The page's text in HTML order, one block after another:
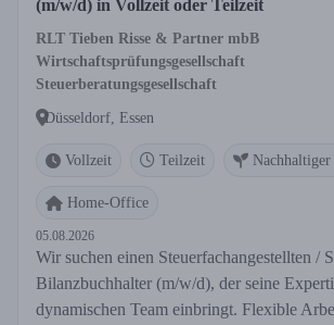
(m/w/d) in Vollzeit oder Teilzeit
RLT Tieben Risse & Partner mbB
Wirtschaftsprüfungsgesellschaft
Steuerberatungsgesellschaft
Düsseldorf, Essen
Vollzeit Teilzeit
Home-Office
05.08.2026
Wir suchen einen Steuerfachangestellten /
Bilanzbuchhalter (m/w/d), der seine
dynamischen Team einbringt. Flexible